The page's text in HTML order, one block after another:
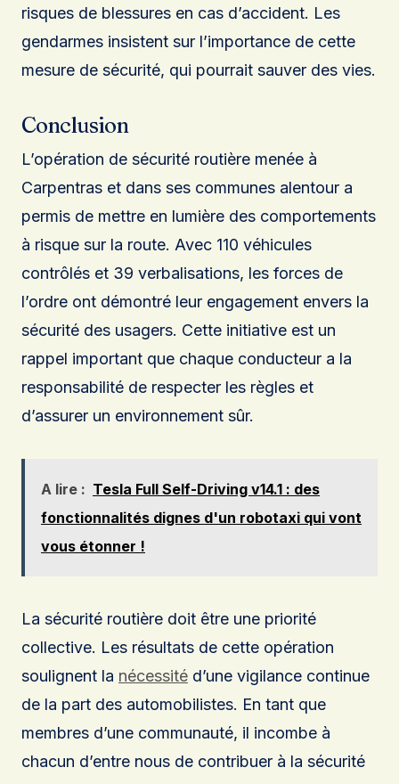
risques de blessures en cas d’accident. Les
gendarmes insistent sur l’importance de cette
mesure de sécurité, qui pourrait sauver des vies.
Conclusion
L’opération de sécurité routière menée à
Carpentras et dans ses communes alentour a
permis de mettre en lumière des comportements
à risque sur la route. Avec 110 véhicules
contrôlés et 39 verbalisations, les forces de
l’ordre ont démontré leur engagement envers la
sécurité des usagers. Cette initiative est un
rappel important que chaque conducteur a la
responsabilité de respecter les règles et
d’assurer un environnement sûr.
A lire : Tesla Full Self-Driving v14.1 : des
fonctionnalités dignes d'un robotaxi qui vont
vous étonner !
La sécurité routière doit être une priorité
collective. Les résultats de cette opération
soulignent la nécessité d’une vigilance continue
de la part des automobilistes. En tant que
membres d’une communauté, il incombe à
chacun d’entre nous de contribuer à la sécurité